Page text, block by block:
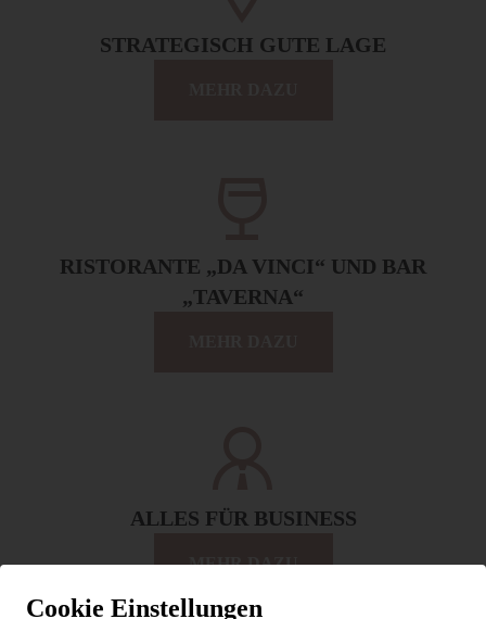
STRATEGISCH GUTE LAGE
RISTORANTE „DA VINCI“ UND BAR
„TAVERNA“
ALLES FÜR BUSINESS
MEHR DAZU
Cookie Einstellungen